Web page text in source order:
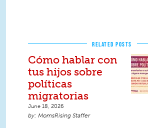
RELATED POSTS
Cómo hablar con
tus hijos sobre
políticas
migratorias
June 18, 2026
MomsRising Staffer